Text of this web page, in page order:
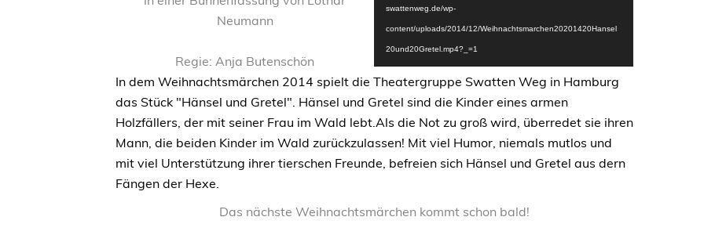
Neumann
Regie: Anja Butenschön
swattenweg.de/wp-
content/uploads/2014/12/Weihnachtsmarchen20201420Hansel
20und20Gretel.mp4?_=1
Datei herunterladen: https://www.theatergruppe-
swattenweg.de/wp-
20und20Gretel.mp4?_=1
In dem Weihnachtsmärchen 2014 spielt die Theatergruppe Swatten Weg in Hamburg
das Stück "Hänsel und Gretel". Hänsel und Gretel sind die Kinder eines armen
Holzfällers, der mit seiner Frau im Wald lebt.Als die Not zu groß wird, überredet sie ihren
Mann, die beiden Kinder im Wald zurückzulassen! Mit viel Humor, niemals mutlos und
mit viel Unterstützung ihrer tierschen Freunde, befreien sich Hänsel und Gretel aus dern
Fängen der Hexe.
Das nächste Weihnachtsmärchen kommt schon bald!